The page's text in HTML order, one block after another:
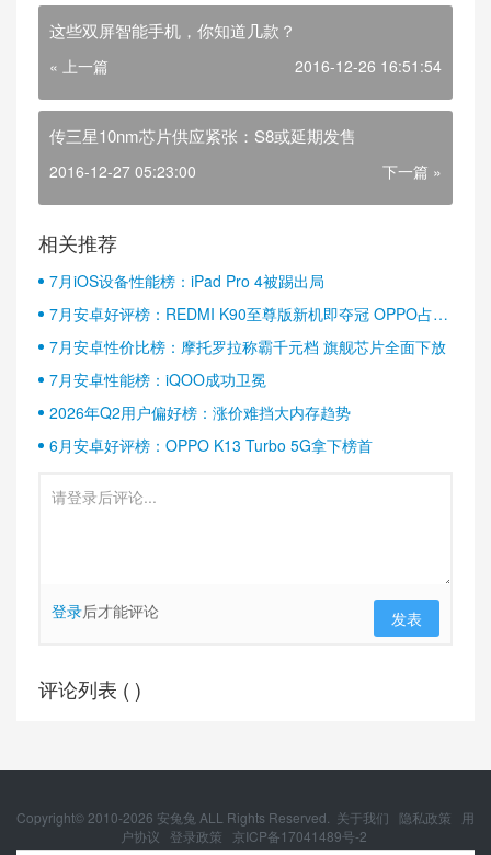
这些双屏智能手机，你知道几款？
« 上一篇 2016-12-26 16:51:54
传三星10nm芯片供应紧张：S8或延期发售
2016-12-27 05:23:00 下一篇 »
相关推荐
7月iOS设备性能榜：iPad Pro 4被踢出局
7月安卓好评榜：REDMI K90至尊版新机即夺冠 OPPO占据
半壁江山
7月安卓性价比榜：摩托罗拉称霸千元档 旗舰芯片全面下放
7月安卓性能榜：iQOO成功卫冕
2026年Q2用户偏好榜：涨价难挡大内存趋势
6月安卓好评榜：OPPO K13 Turbo 5G拿下榜首
登录后才能评论 发表
评论列表 ( )
Copyright© 2010-2026 安兔兔 ALL Rights Reserved. 关于我们 隐私政策
用
户协议
登录政策 京ICP备17041489号-2